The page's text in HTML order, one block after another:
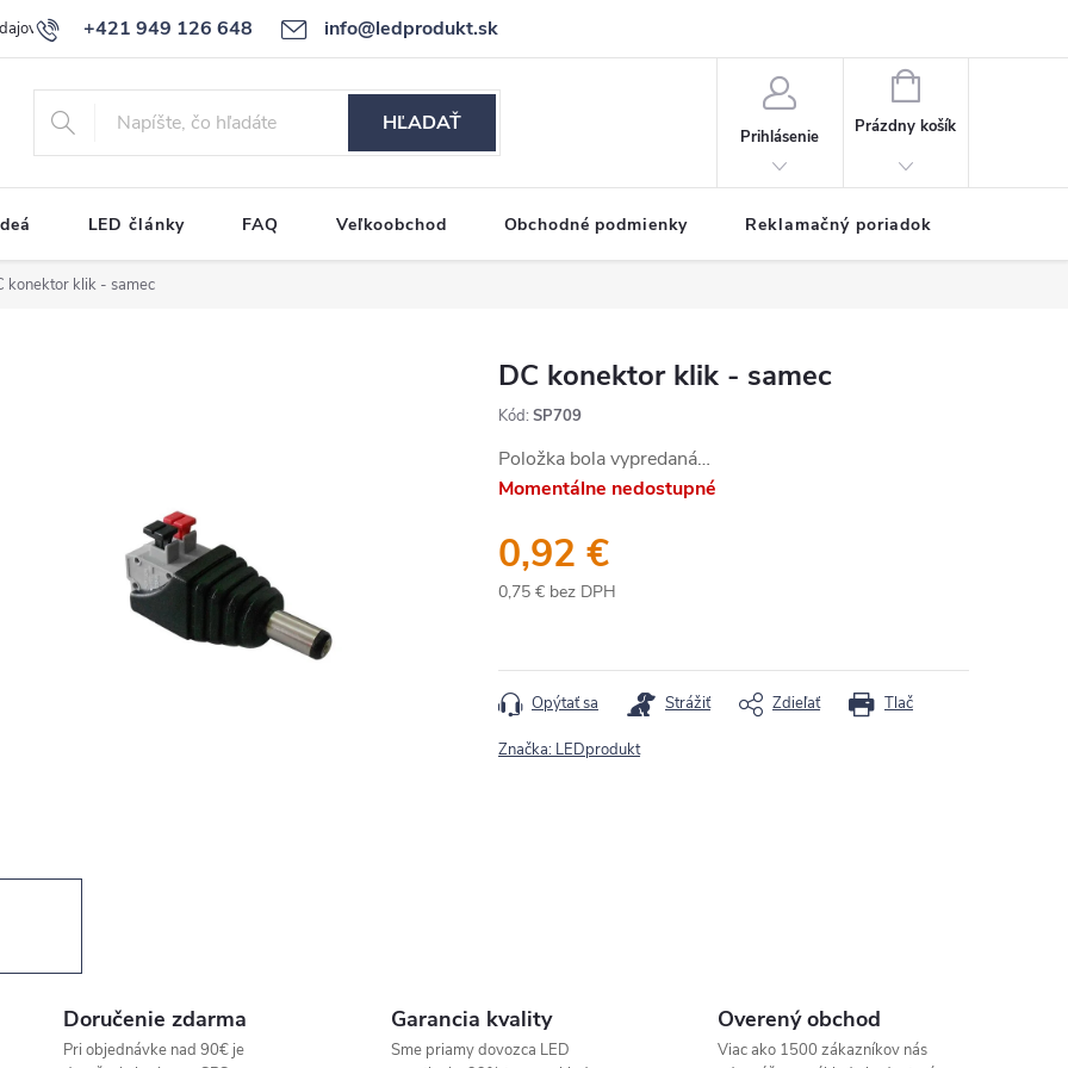
+421 949 126 648 info@ledprodukt.sk
Reklamačný poriadok
HĽADAŤ
Prihlásenie
NÁKUPNÝ
KOŠÍK
Prázdny košík
LED články FAQ Veľkoobchod Obchodné podmienky Reklamačný poriadok
konektor klik - samec
DC konektor klik - samec
Kód: SP709
Položka bola vypredaná…
Momentálne nedostupné
0,92 €
0,75 € bez DPH
Tlač
Opýtať sa Strážiť Zdieľať
Značka: LEDprodukt
Doručenie zdarma
Pri objednávke nad 90€ je
Garancia kvality
Sme priamy dovozca LED
Overený obchod
Viac ako 1500 zákazníkov nás